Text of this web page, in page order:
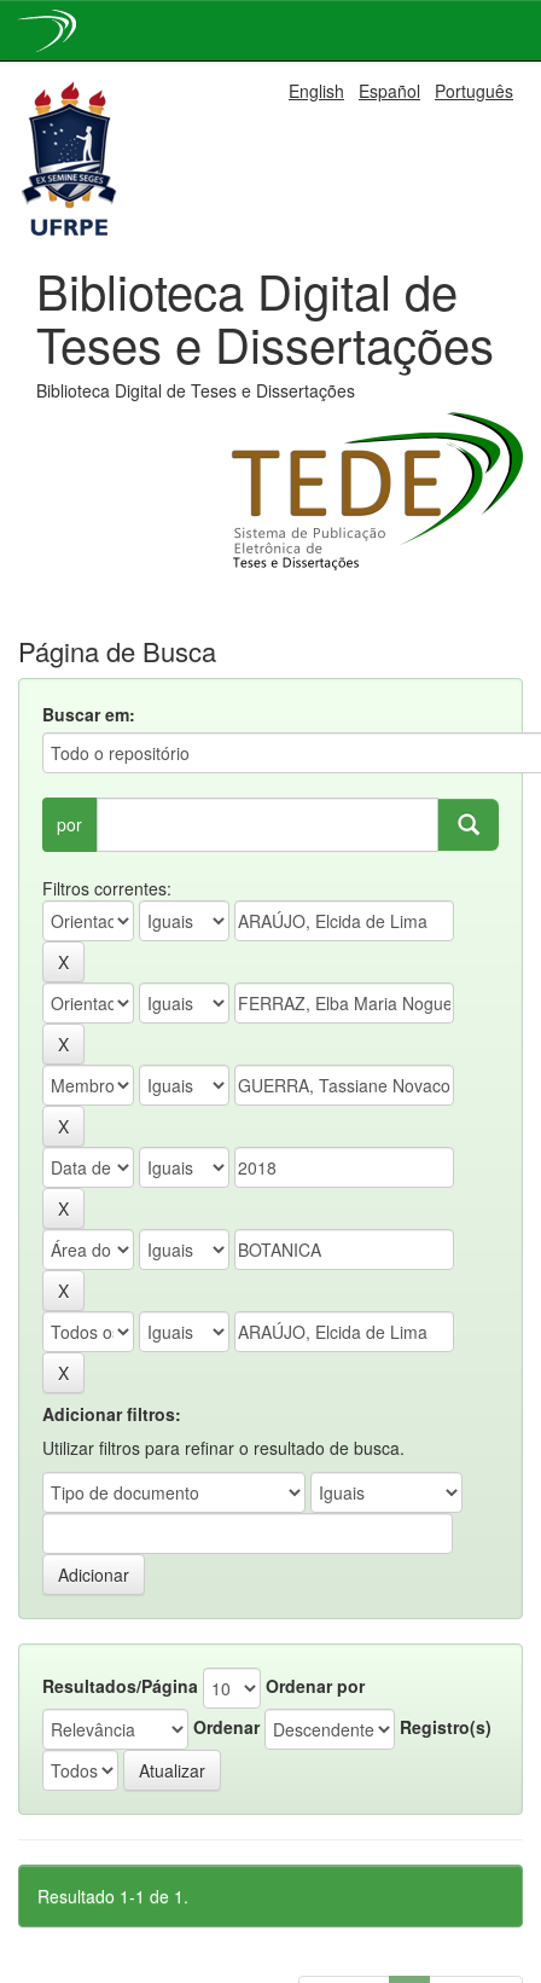
navigation
English Español Português
Biblioteca Digital de
Teses e Dissertações
Biblioteca Digital de Teses e Dissertações
Página de Busca
Buscar em:
por
Filtros correntes:
Adicionar filtros:
Utilizar filtros para refinar o resultado de busca.
Resultados/Página
Ordenar por
Ordenar
Registro(s)
Resultado 1-1 de 1.